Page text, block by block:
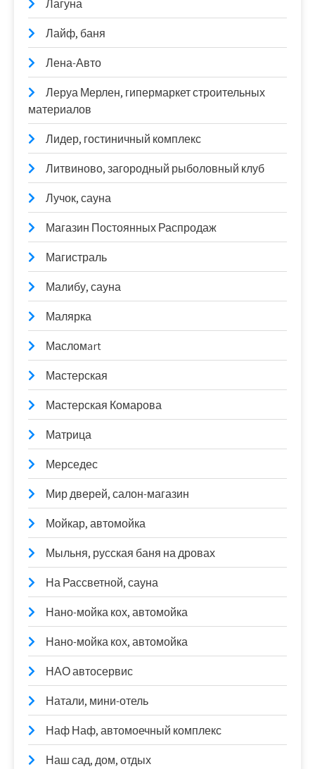
Лагуна
Лайф, баня
Лена-Авто
Леруа Мерлен, гипермаркет строительных
материалов
Лидер, гостиничный комплекс
Литвиново, загородный рыболовный клуб
Лучок, сауна
Магазин Постоянных Распродаж
Магистраль
Малибу, сауна
Малярка
Масломart
Мастерская
Мастерская Комарова
Матрица
Мерседес
Мир дверей, салон-магазин
Мойкар, автомойка
Мыльня, русская баня на дровах
На Рассветной, сауна
Нано-мойка кох, автомойка
Нано-мойка кох, автомойка
НАО автосервис
Натали, мини-отель
Наф Наф, автомоечный комплекс
Наш сад, дом, отдых